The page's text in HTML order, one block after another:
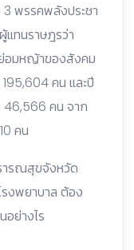
พรรคพลังประชา
แทนราษฎรว่า
อมหญ้าของสังคม
คน และปี
46,566 คน จาก
คน
ารณสุขจังหวัด
งพยาบาล ต้อง
ย่างไร